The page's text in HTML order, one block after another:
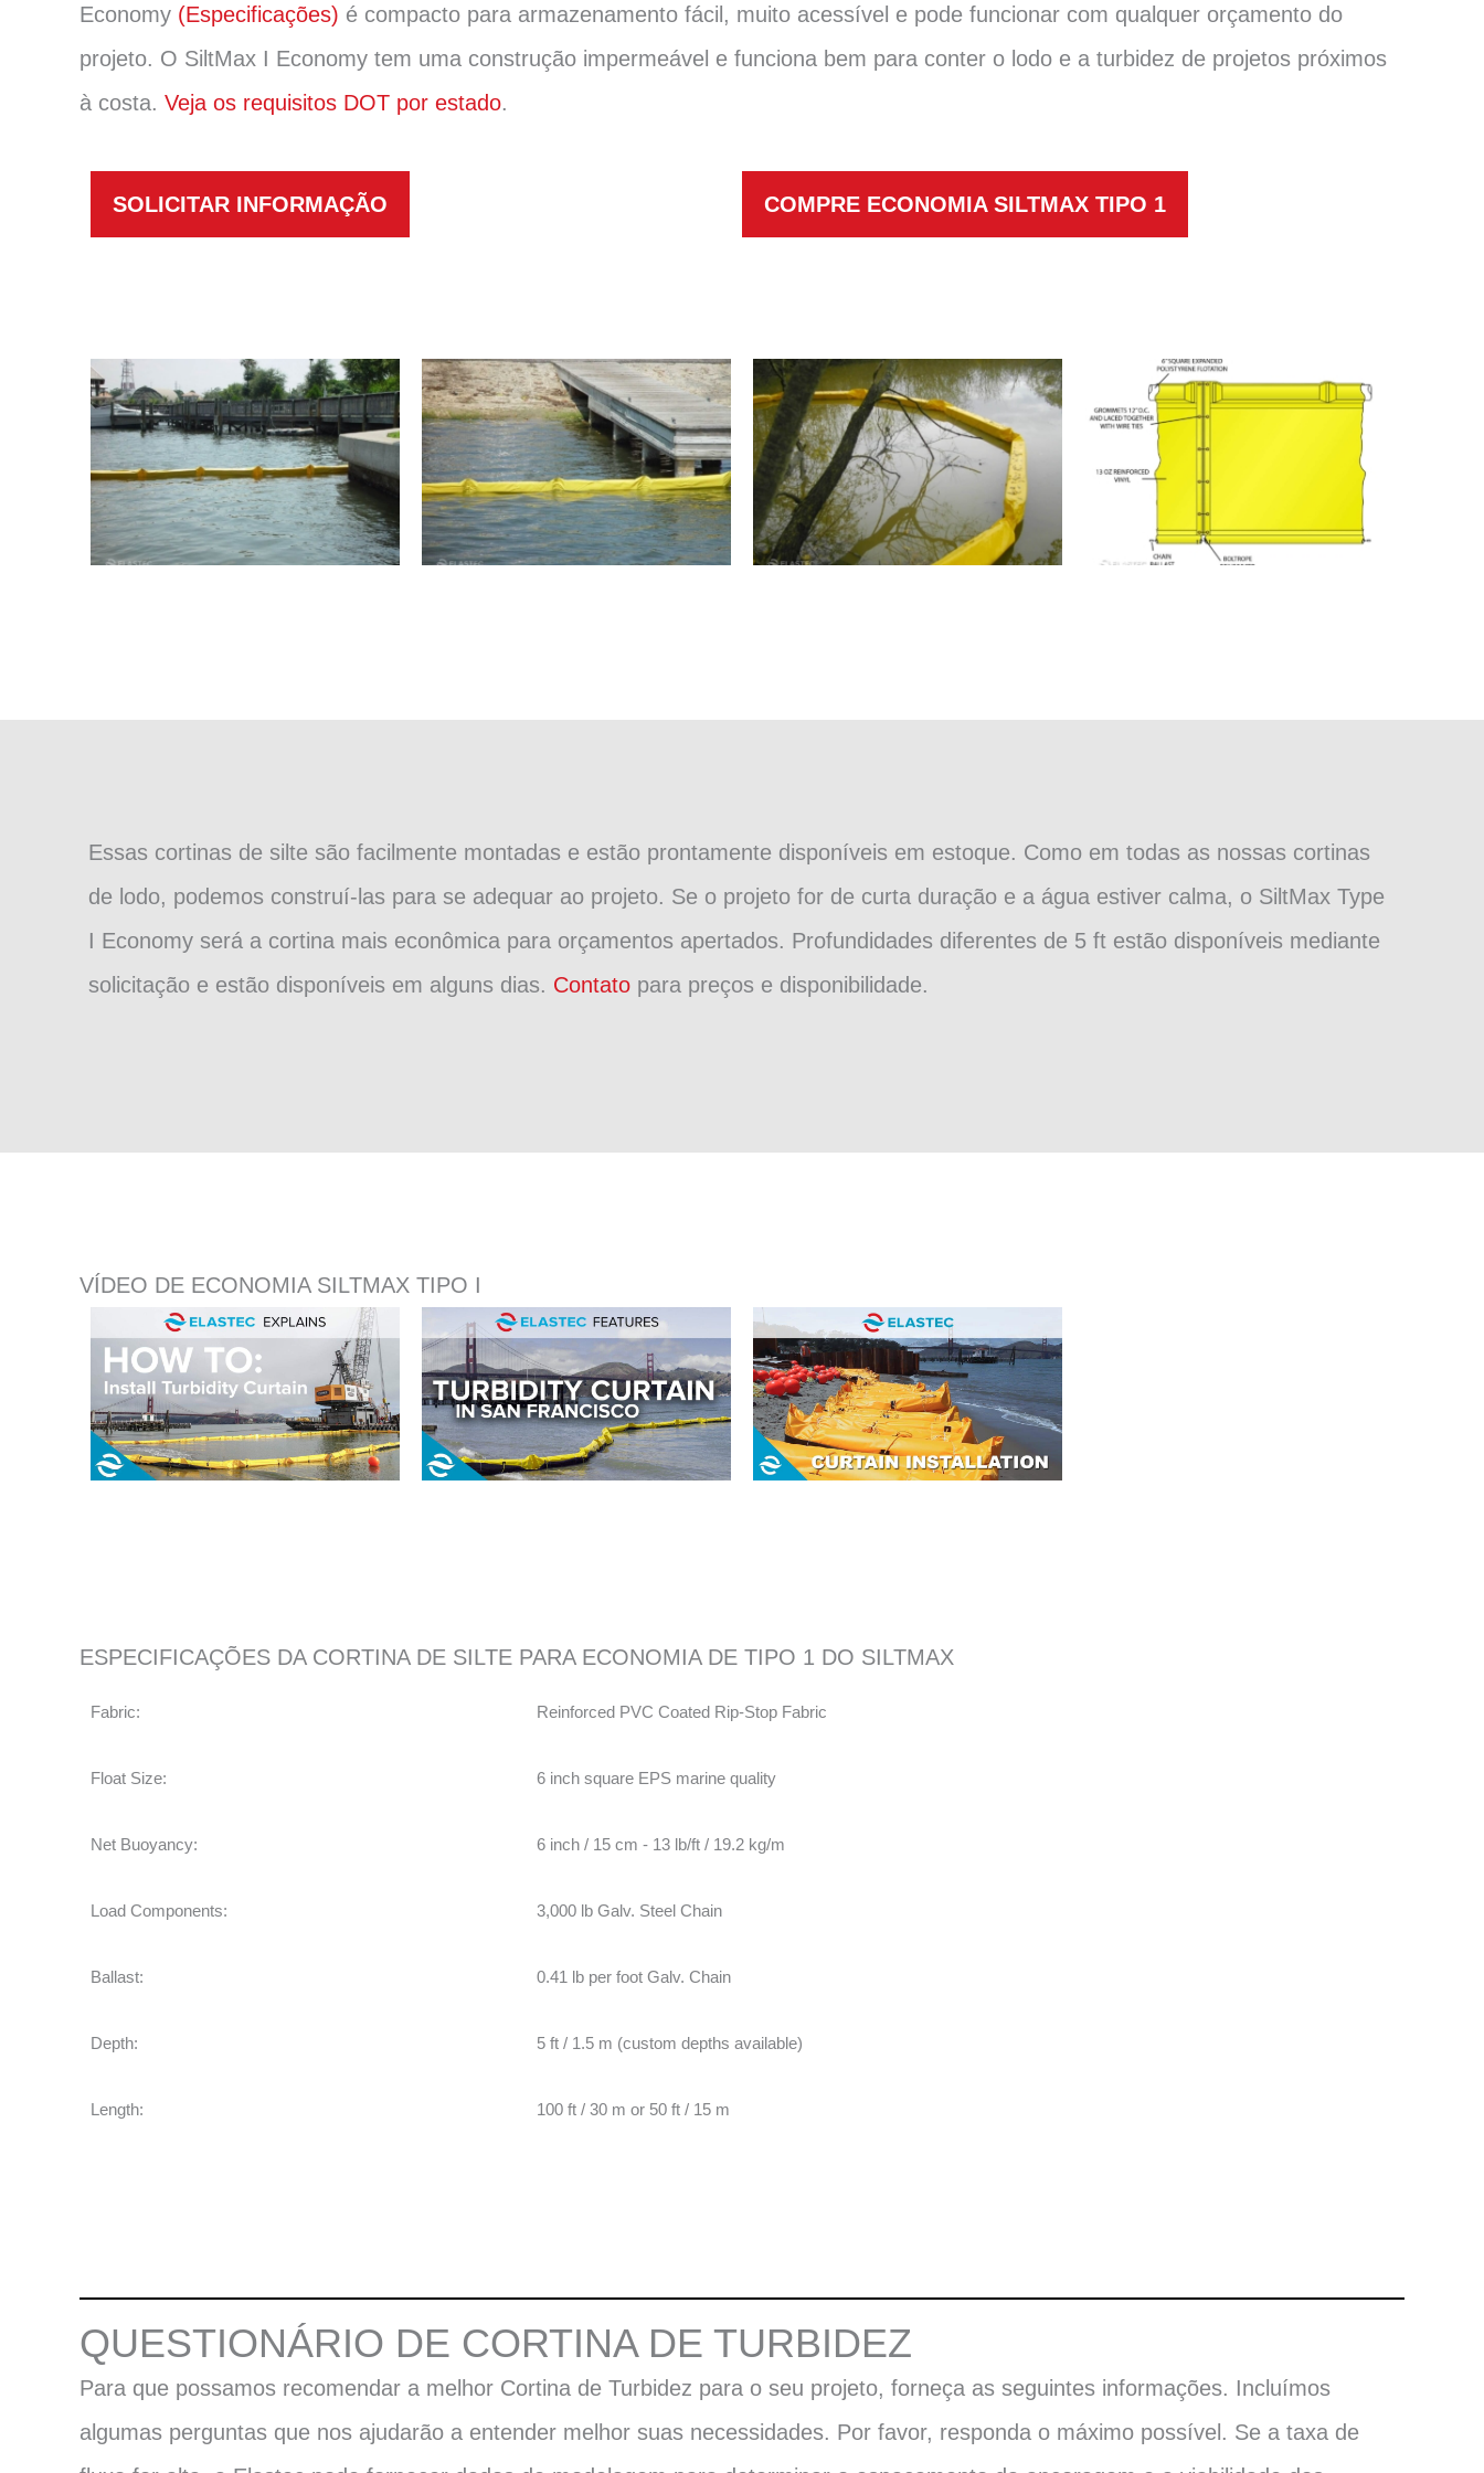
Economy (Especificações) é compacto para armazenamento fácil, muito acessível e pode funcionar com qualquer orçamento do
projeto. O SiltMax I Economy tem uma construção impermeável e funciona bem para conter o lodo e a turbidez de projetos próximos
à costa. Veja os requisitos DOT por estado.
SOLICITAR INFORMAÇÃO COMPRE ECONOMIA SILTMAX TIPO 1
Essas cortinas de silte são facilmente montadas e estão prontamente disponíveis em estoque. Como em todas as nossas cortinas
de lodo, podemos construí-las para se adequar ao projeto. Se o projeto for de curta duração e a água estiver calma, o SiltMax Type
I Economy será a cortina mais econômica para orçamentos apertados. Profundidades diferentes de 5 ft estão disponíveis mediante
solicitação e estão disponíveis em alguns dias. Contato para preços e disponibilidade.
VÍDEO DE ECONOMIA SILTMAX TIPO I
ESPECIFICAÇÕES DA CORTINA DE SILTE PARA ECONOMIA DE TIPO 1 DO SILTMAX
Fabric: Reinforced PVC Coated Rip-Stop Fabric
Float Size: 6 inch square EPS marine quality
Net Buoyancy: 6 inch / 15 cm - 13 lb/ft / 19.2 kg/m
Load Components: 3,000 lb Galv. Steel Chain
Ballast: 0.41 lb per foot Galv. Chain
Depth: 5 ft / 1.5 m (custom depths available)
Length: 100 ft / 30 m or 50 ft / 15 m
QUESTIONÁRIO DE CORTINA DE TURBIDEZ
Para que possamos recomendar a melhor Cortina de Turbidez para o seu projeto, forneça as seguintes informações. Incluímos
algumas perguntas que nos ajudarão a entender melhor suas necessidades. Por favor, responda o máximo possível. Se a taxa de